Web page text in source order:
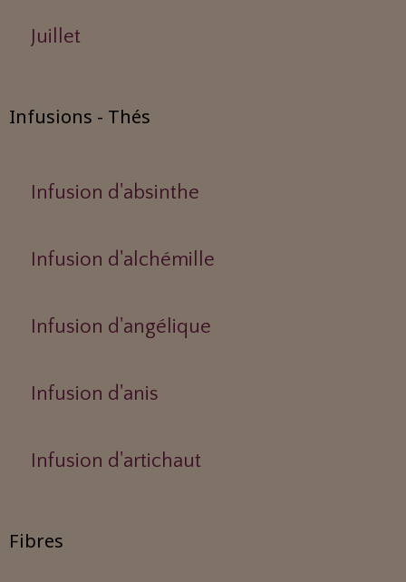
Juillet
Infusions - Thés
Infusion d'absinthe
Infusion d'alchémille
Infusion d'angélique
Infusion d'anis
Infusion d'artichaut
Fibres